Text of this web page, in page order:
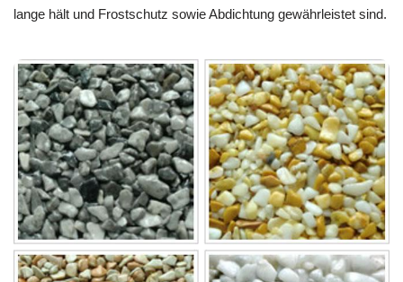
lange hält und Frostschutz sowie Abdichtung gewährleistet sind.